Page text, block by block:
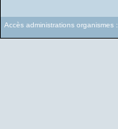
Accès administrations organismes :